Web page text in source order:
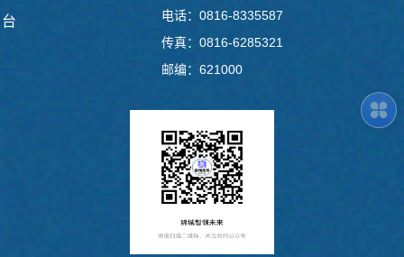
台
电话：0816-8335587
传真：0816-6285321
邮编：621000